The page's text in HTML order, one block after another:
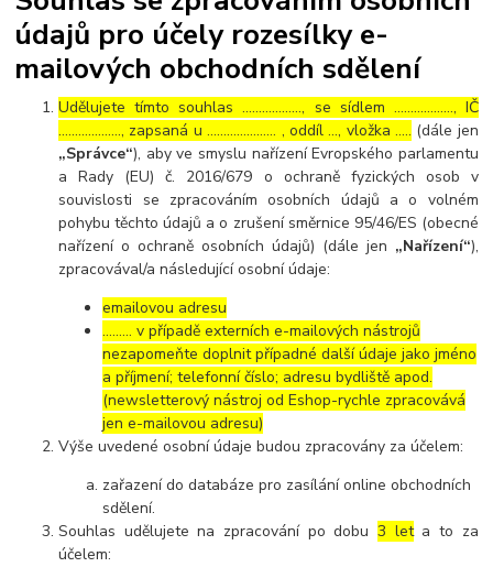
údajů pro účely rozesílky e-
mailových obchodních sdělení
Udělujete tímto souhlas ……………..., se sídlem ………………, IČ
………………., zapsaná u ………………… , oddíl …, vložka ….. (dále jen
„Správce“), aby ve smyslu nařízení Evropského parlamentu
a Rady (EU) č. 2016/679 o ochraně fyzických osob v
souvislosti se zpracováním osobních údajů a o volném
pohybu těchto údajů a o zrušení směrnice 95/46/ES (obecné
nařízení o ochraně osobních údajů) (dále jen „Nařízení“),
zpracovával/a následující osobní údaje:
emailovou adresu
……… v případě externích e-mailových nástrojů
nezapomeňte doplnit případné další údaje jako jméno
a příjmení; telefonní číslo; adresu bydliště apod.
(newsletterový nástroj od Eshop-rychle zpracovává
jen e-mailovou adresu)
Výše uvedené osobní údaje budou zpracovány za účelem:
zařazení do databáze pro zasílání online obchodních
sdělení.
Souhlas udělujete na zpracování po dobu3 leta to za
účelem: